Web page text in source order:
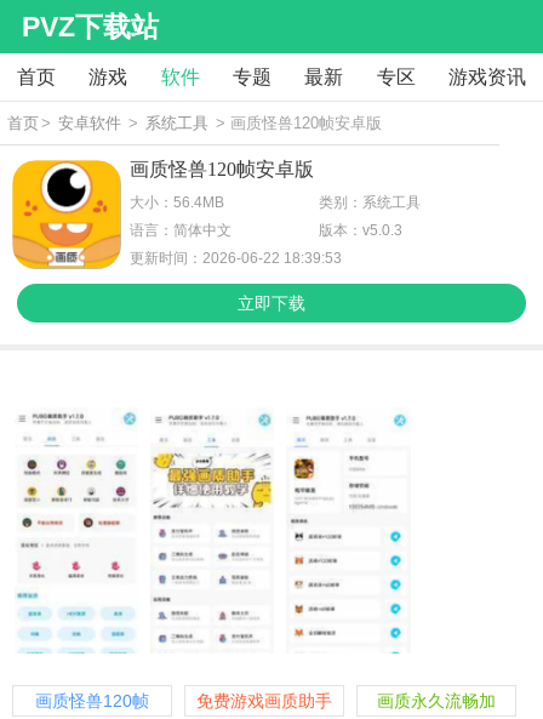
PVZ下载站
首页 游戏 软件 专题 最新 专区 游戏资讯
首页> 安卓软件 > 系统工具 > 画质怪兽120帧安卓版
画质怪兽120帧安卓版
大小：56.4MB
类别：系统工具
语言：简体中文
版本：v5.0.3
更新时间：2026-06-22 18:39:53
立即下载
画质怪兽120帧
免费游戏画质助手
画质永久流畅加